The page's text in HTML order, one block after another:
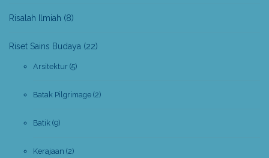
Risalah Ilmiah (8)
Riset Sains Budaya (22)
Arsitektur (5)
Batak Pilgrimage (2)
Batik (9)
Kerajaan (2)